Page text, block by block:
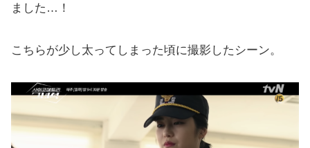
ました…！
こちらが少し太ってしまった頃に撮影したシーン。